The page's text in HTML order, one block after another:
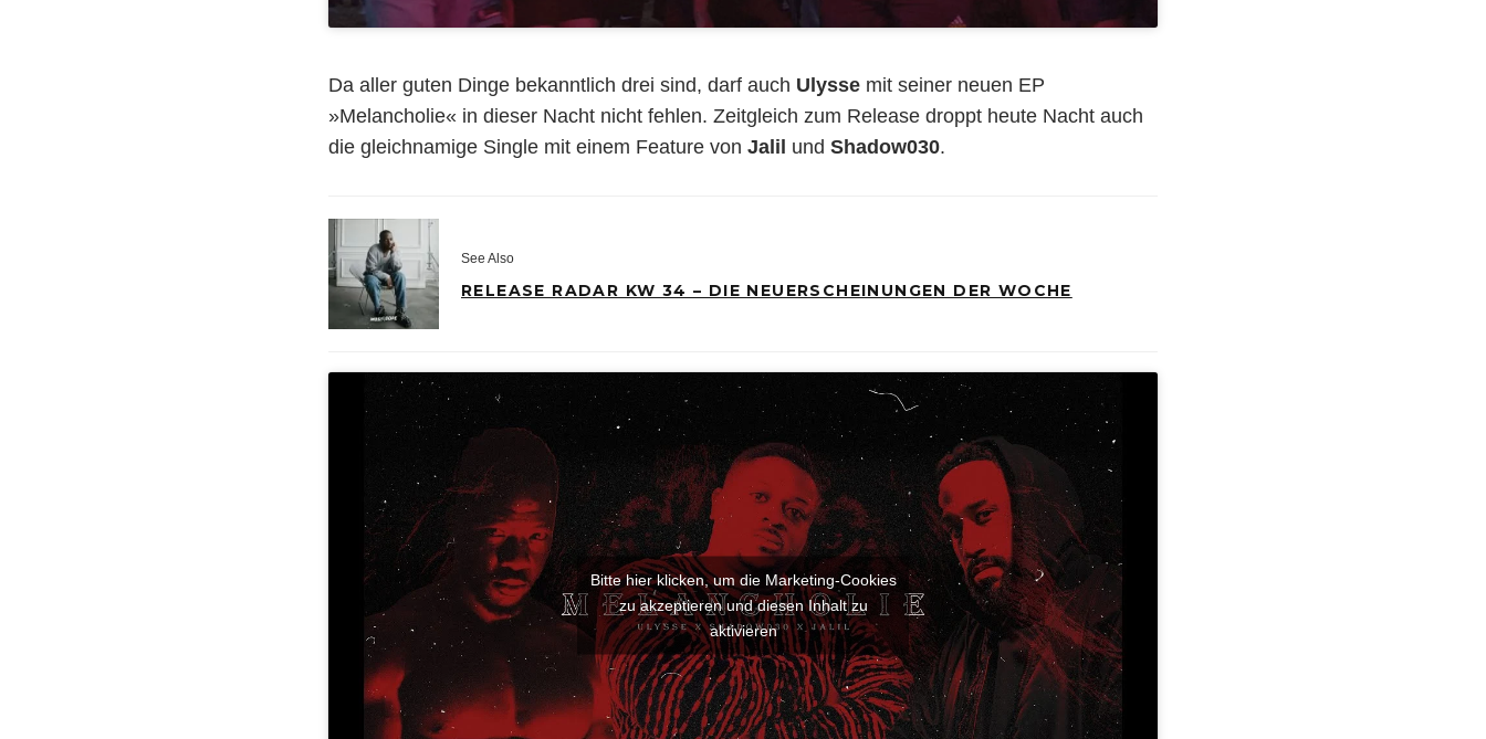
Da aller guten Dinge bekanntlich drei sind, darf auch Ulysse mit seiner neuen EP
»Melancholie« in dieser Nacht nicht fehlen. Zeitgleich zum Release droppt heute Nacht auch
die gleichnamige Single mit einem Feature von Jalil und Shadow030.
See Also
RELEASE RADAR KW 34 – DIE NEUERSCHEINUNGEN DER WOCHE
Bitte hier klicken, um die Marketing-Cookies
zu akzeptieren und diesen Inhalt zu
aktivieren